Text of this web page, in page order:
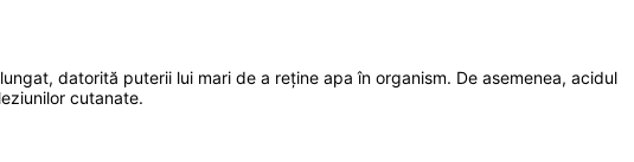
datorită puterii lui mari de a reține apa în organism. De asemenea, acidul
cutanate.